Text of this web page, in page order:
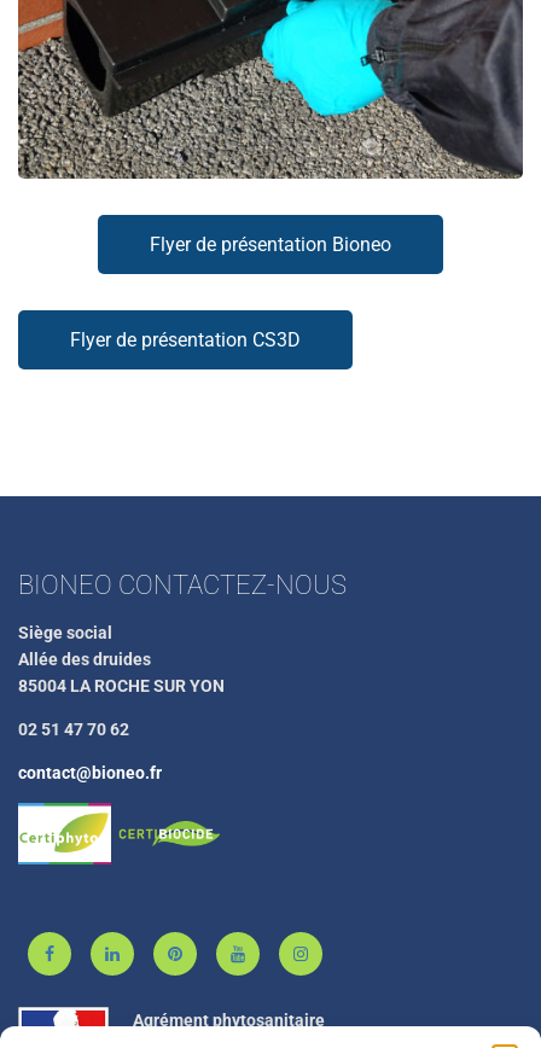
Flyer de présentation Bioneo
Flyer de présentation CS3D
BIONEO CONTACTEZ-NOUS
Siège social
Allée des druides
85004 LA ROCHE SUR YON
02 51 47 70 62
contact@bioneo.fr
Agrément phytosanitaire